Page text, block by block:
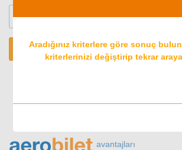
1 oda 2 konuk
ARA
avantajları
Aradığınız kriterlere göre sonuç
kriterlerinizi değiştirip tekrar